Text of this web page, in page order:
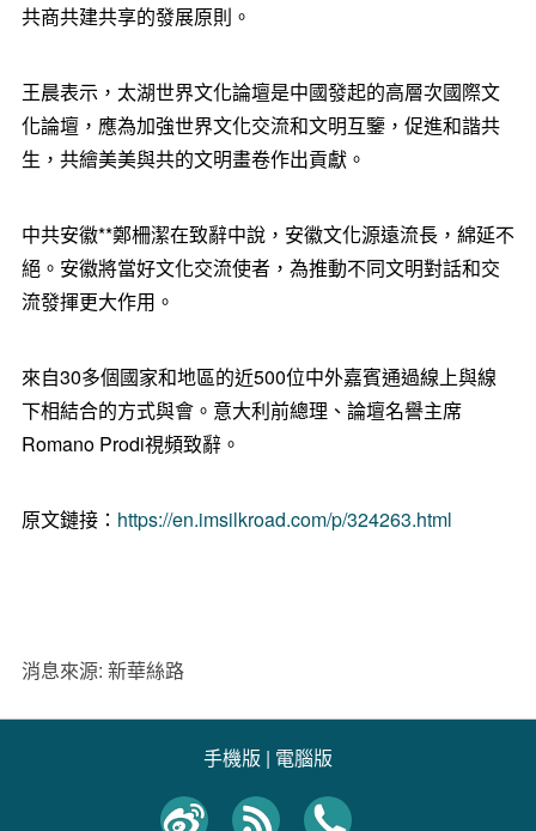
共商共建共享的發展原則。
王晨表示，太湖世界文化論壇是中國發起的高層次國際文
化論壇， 應為加強世界文化交流和文明互鑒，促進和諧共
生，共繪美美與共的文明畫卷作出貢獻。
中共安徽**鄭柵潔在致辭中說，安徽文化源遠流長，綿延不
絕。安徽將當好文化交流使者，為推動不同文明對話和交
流發揮更大作用。
來自30多個國家和地區的近500位中外嘉賓通過線上與線
下相結合的方式與會。意大利前總理、論壇名譽主席
Romano Prodi視頻致辭。
原文鏈接： https://en.imsilkroad.com/p/324263.html
消息來源: 新華絲路
手機版 | 電腦版